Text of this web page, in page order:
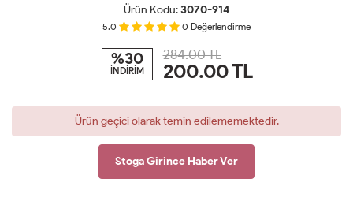
Ürün Kodu:3070-914
5.0 0 Değerlendirme
%30
İNDİRİM
284.00 TL
200.00TL
Ürün geçici olarak temin edilememektedir.
Stoga Girince Haber Ver